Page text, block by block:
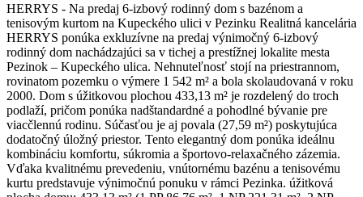
HERRYS - Na predaj 6-izbový rodinný dom s bazénom a
tenisovým kurtom na Kupeckého ulici v Pezinku Realitná kancelária
HERRYS ponúka exkluzívne na predaj výnimočný 6-izbový
rodinný dom nachádzajúci sa v tichej a prestížnej lokalite mesta
Pezinok – Kupeckého ulica. Nehnuteľnosť stojí na priestrannom,
rovinatom pozemku o výmere 1 542 m² a bola skolaudovaná v roku
2000. Dom s úžitkovou plochou 433,13 m² je rozdelený do troch
podlaží, pričom ponúka nadštandardné a pohodlné bývanie pre
viacčlennú rodinu. Súčasťou je aj povala (27,59 m²) poskytujúca
dodatočný úložný priestor. Tento elegantný dom ponúka ideálnu
kombináciu komfortu, súkromia a športovo-relaxačného zázemia.
Vďaka kvalitnému prevedeniu, vnútornému bazénu a tenisovému
kurtu predstavuje výnimočnú ponuku v rámci Pezinka. úžitková